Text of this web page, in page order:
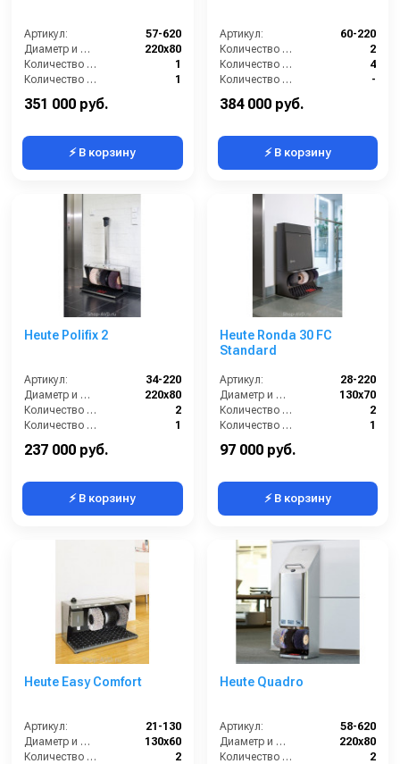
Артикул:
57-620
Диаметр и ширина щёток (мм):
220х80
Количество щёток полировки (шт):
1
Количество щёток предварительной очистки (шт):
1
351 000 руб.
⚡ В корзину
Артикул:
60-220
Количество боковых щёток (шт):
2
Количество нижних щёточных валиков (шт):
4
Количество щёток чистки верха обуви (шт):
-
384 000 руб.
⚡ В корзину
Heute Polifix 2
Артикул:
34-220
Диаметр и ширина щёток (мм):
220х80
Количество щёток полировки (шт):
2
Количество щёток предварительной очистки (шт):
1
237 000 руб.
⚡ В корзину
Heute Ronda 30 FC
Standard
Артикул:
28-220
Диаметр и ширина щёток (мм):
130х70
Количество щёток полировки (шт):
2
Количество щёток предварительной очистки (шт):
1
Мощность (Вт):
97 000 руб.
⚡ В корзину
Heute Easy Comfort
Артикул:
21-130
Диаметр и ширина щёток (мм):
130х60
Количество щёток полировки (шт):
2
Heute Quadro
Артикул:
58-620
Диаметр и ширина щёток (мм):
220х80
Количество щёток полировки (шт):
2